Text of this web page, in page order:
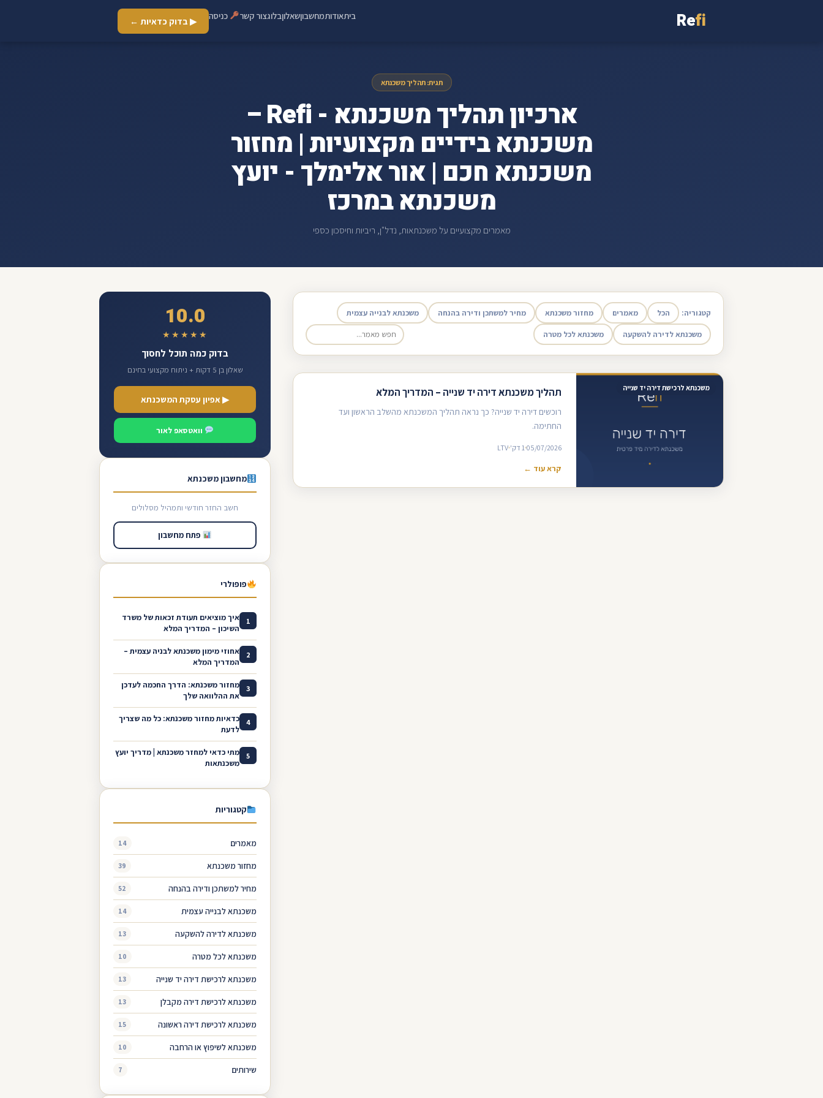
Refi ביתאודותמחשבוןשאלוןבלוגצור קשר כניסה ▶ בדוק כדאיות ←
תגית: תהליך משכנתא
ארכיון תהליך משכנתא - Refi –
משכנתא בידיים מקצועיות | מחזור
משכנתא חכם | אור אלימלך - יועץ
משכנתא במרכז
מאמרים מקצועיים על משכנתאות, נדל"ן, ריביות וחיסכון כספי
קטגוריה: הכל מאמרים מחזור משכנתא מחיר למשתכן ודירה בהנחה משכנתא לבנייה עצמית
משכנתא לדירה להשקעה משכנתא לכל מטרה
משכנתא לרכישת דירה יד שנייה תהליך משכנתא דירה יד שנייה – המדריך המלא
רוכשים דירה יד שנייה? כך נראה תהליך המשכנתא מהשלב הראשון ועד
החתימה.
05/07/2026 1 דק' LTV
קרא עוד ←
10.0
★★★★★
בדוק כמה תוכל לחסוך
שאלון בן 5 דקות + ניתוח מקצועי בחינם
▶ אפיון עסקת המשכנתא
וואטסאפ לאור
מחשבון משכנתא
חשב החזר חודשי ותמהיל מסלולים
פתח מחשבון
פופולרי
1
איך מוציאים תעודת זכאות של משרד
השיכון – המדריך המלא
2
אחוזי מימון משכנתא לבניה עצמית –
המדריך המלא
3
מחזור משכנתא: הדרך החכמה לעדכן
את ההלוואה שלך
4
כדאיות מחזור משכנתא: כל מה שצריך
לדעת
5
מתי כדאי למחזר משכנתא | מדריך יועץ
משכנתאות
קטגוריות
מאמרים 14
מחזור משכנתא 39
מחיר למשתכן ודירה בהנחה 52
משכנתא לבנייה עצמית 14
משכנתא לדירה להשקעה 13
משכנתא לכל מטרה 10
משכנתא לרכישת דירה יד שנייה 13
משכנתא לרכישת דירה מקבלן 13
משכנתא לרכישת דירה ראשונה 15
משכנתא לשיפוץ או הרחבה 10
שירותים 7